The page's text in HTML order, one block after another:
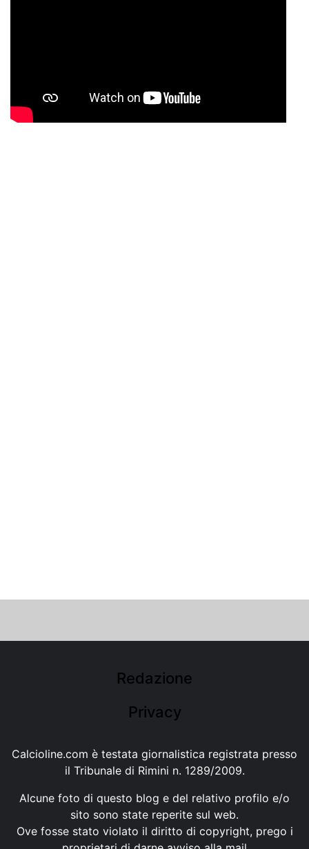
Redazione
Privacy
Calcioline.com è testata giornalistica registrata presso
il Tribunale di Rimini n. 1289/2009.
Alcune foto di questo blog e del relativo profilo e/o
sito sono state reperite sul web.
Ove fosse stato violato il diritto di copyright, prego i